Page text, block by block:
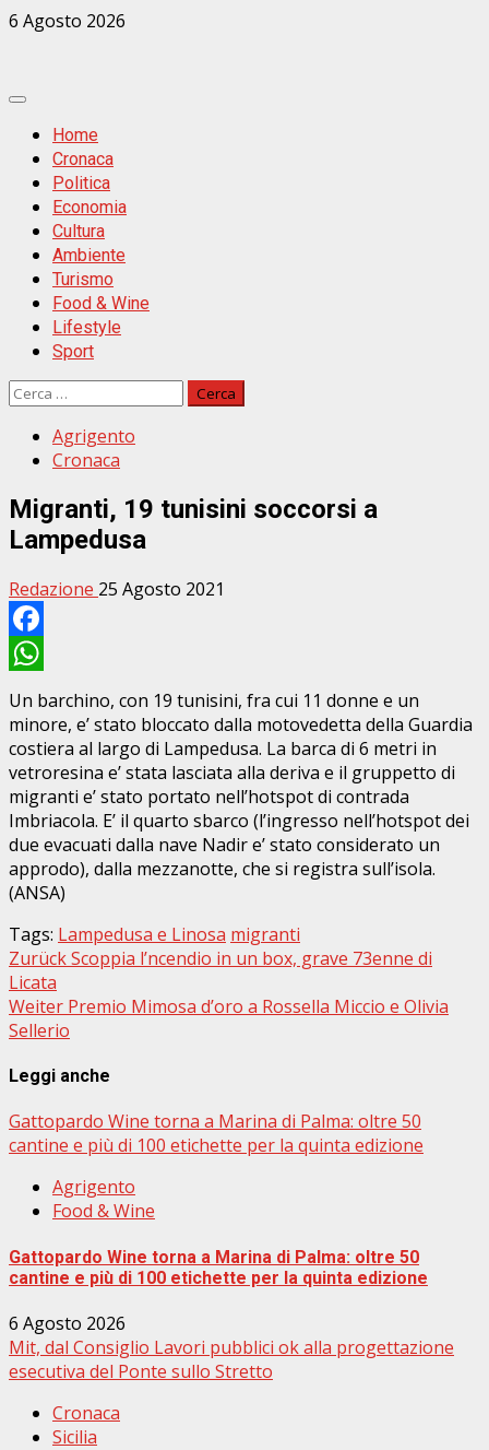
Zum
6 Agosto 2026
Primäres
MenüHome
Cronaca
Politica
Economia
Cultura
Ambiente
Turismo
Food & Wine
Lifestyle
Sport
Ricerca
Agrigento
Cronaca
Migranti, 19 tunisini soccorsi a
Lampedusa
Redazione 25 Agosto 2021
Facebook
WhatsApp
Un barchino, con 19 tunisini, fra cui 11 donne e un
minore, e’ stato bloccato dalla motovedetta della Guardia
costiera al largo di Lampedusa. La barca di 6 metri in
vetroresina e’ stata lasciata alla deriva e il gruppetto di
migranti e’ stato portato nell’hotspot di contrada
Imbriacola. E’ il quarto sbarco (l’ingresso nell’hotspot dei
due evacuati dalla nave Nadir e’ stato considerato un
approdo), dalla mezzanotte, che si registra sull’isola.
(ANSA)
Tags: Lampedusa e Linosa migranti
Beitragsnavigation
ZurückScoppia l’ncendio in un box, grave 73enne di
Licata
Weiter Premio Mimosa d’oro a Rossella Miccio e Olivia
Sellerio
Leggi anche
Gattopardo Wine torna a Marina di Palma: oltre 50
cantine e più di 100 etichette per la quinta edizione
Agrigento
Food & Wine
Gattopardo Wine torna a Marina di Palma: oltre 50
cantine e più di 100 etichette per la quinta edizione
6 Agosto 2026
Mit, dal Consiglio Lavori pubblici ok alla progettazione
esecutiva del Ponte sullo Stretto
Cronaca
Sicilia